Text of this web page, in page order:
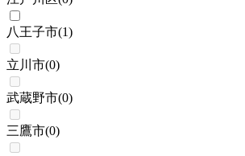
八王子市(1)
立川市(0)
武蔵野市(0)
三鷹市(0)